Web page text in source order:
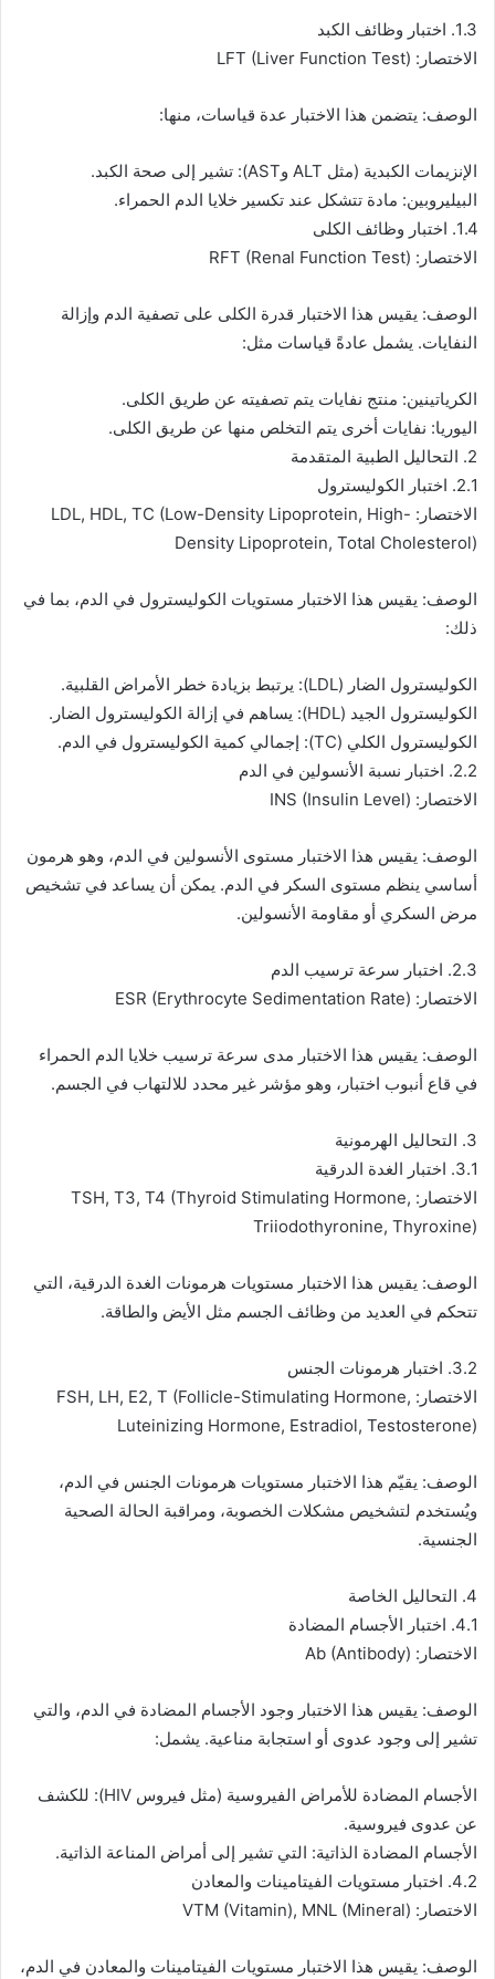
1.3. اختبار وظائف الكبد
الاختصار: LFT (Liver Function Test)
الوصف: يتضمن هذا الاختبار عدة قياسات، منها:
الإنزيمات الكبدية (مثل ALT وAST): تشير إلى صحة الكبد.
البيليروبين: مادة تتشكل عند تكسير خلايا الدم الحمراء.
1.4. اختبار وظائف الكلى
الاختصار: RFT (Renal Function Test)
الوصف: يقيس هذا الاختبار قدرة الكلى على تصفية الدم وإزالة
النفايات. يشمل عادةً قياسات مثل:
الكرياتينين: منتج نفايات يتم تصفيته عن طريق الكلى.
اليوريا: نفايات أخرى يتم التخلص منها عن طريق الكلى.
2. التحاليل الطبية المتقدمة
2.1. اختبار الكوليسترول
الاختصار: LDL, HDL, TC (Low-Density Lipoprotein, High-
Density Lipoprotein, Total Cholesterol)
الوصف: يقيس هذا الاختبار مستويات الكوليسترول في الدم، بما في
ذلك:
الكوليسترول الضار (LDL): يرتبط بزيادة خطر الأمراض القلبية.
الكوليسترول الجيد (HDL): يساهم في إزالة الكوليسترول الضار.
الكوليسترول الكلي (TC): إجمالي كمية الكوليسترول في الدم.
2.2. اختبار نسبة الأنسولين في الدم
الاختصار: INS (Insulin Level)
الوصف: يقيس هذا الاختبار مستوى الأنسولين في الدم، وهو هرمون
أساسي ينظم مستوى السكر في الدم. يمكن أن يساعد في تشخيص
مرض السكري أو مقاومة الأنسولين.
2.3. اختبار سرعة ترسيب الدم
الاختصار: ESR (Erythrocyte Sedimentation Rate)
الوصف: يقيس هذا الاختبار مدى سرعة ترسيب خلايا الدم الحمراء
في قاع أنبوب اختبار، وهو مؤشر غير محدد للالتهاب في الجسم.
3. التحاليل الهرمونية
3.1. اختبار الغدة الدرقية
الاختصار: TSH, T3, T4 (Thyroid Stimulating Hormone,
Triiodothyronine, Thyroxine)
الوصف: يقيس هذا الاختبار مستويات هرمونات الغدة الدرقية، التي
تتحكم في العديد من وظائف الجسم مثل الأيض والطاقة.
3.2. اختبار هرمونات الجنس
الاختصار: FSH, LH, E2, T (Follicle-Stimulating Hormone,
Luteinizing Hormone, Estradiol, Testosterone)
الوصف: يقيّم هذا الاختبار مستويات هرمونات الجنس في الدم،
ويُستخدم لتشخيص مشكلات الخصوبة، ومراقبة الحالة الصحية
الجنسية.
4. التحاليل الخاصة
4.1. اختبار الأجسام المضادة
الاختصار: Ab (Antibody)
الوصف: يقيس هذا الاختبار وجود الأجسام المضادة في الدم، والتي
تشير إلى وجود عدوى أو استجابة مناعية. يشمل:
الأجسام المضادة للأمراض الفيروسية (مثل فيروس HIV): للكشف
عن عدوى فيروسية.
الأجسام المضادة الذاتية: التي تشير إلى أمراض المناعة الذاتية.
4.2. اختبار مستويات الفيتامينات والمعادن
الاختصار: VTM (Vitamin), MNL (Mineral)
الوصف: يقيس هذا الاختبار مستويات الفيتامينات والمعادن في الدم،